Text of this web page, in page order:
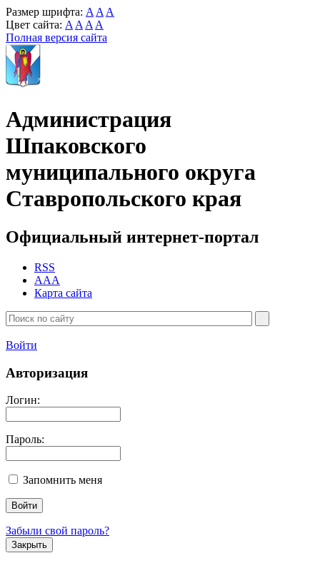
Размер шрифта: A A A
Цвет сайта: A A A A
Полная версия сайта
Администрация
Шпаковского
муниципального округа
Ставропольского края
Официальный интернет-портал
RSS
AAA
Карта сайта
Войти
Авторизация
Логин:
Пароль:
Запомнить меня
Забыли свой пароль?
Закрыть